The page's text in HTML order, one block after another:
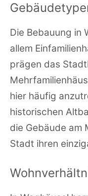
Die Bebauung in
allem
prägen das
hier häufig
historischen
die Gebäude am
Stadt ihren